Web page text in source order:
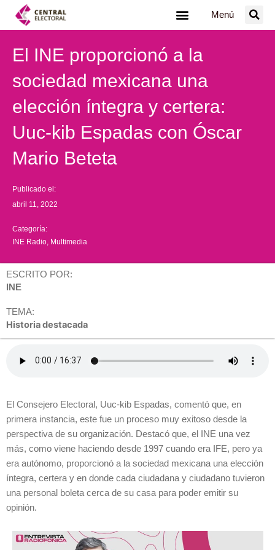
Menú
El INE proporcionó a la
sociedad mexicana una
elección íntegra y certera:
Uuc-kib Espadas con Óscar
Mario Beteta
Publicado el:
abril 11, 2022
Categoría:
INE Radio Multimedia
ESCRITO POR:
INE
TEMA:
Historia destacada
El Consejero Electoral, Uuc-kib Espadas, comentó que, en
primera instancia, este fue un proceso muy exitoso desde la
perspectiva de su organización. Destacó que, el INE una vez
más, como viene haciendo desde 1997 cuando era IFE, pero ya
era autónomo, proporcionó a la sociedad mexicana una elección
íntegra, certera y en donde cada ciudadana y ciudadano tuvieron
una personal boleta cerca de su casa para poder emitir su
opinión.